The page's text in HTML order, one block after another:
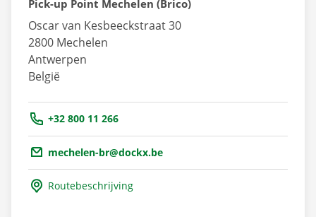
Pick-up Point Mechelen (Brico)
Oscar van Kesbeeckstraat 30
2800 Mechelen
Antwerpen
België
Tel.: +32 800 11 266
Email.:mechelen-br@dockx.be
Routebeschrijving